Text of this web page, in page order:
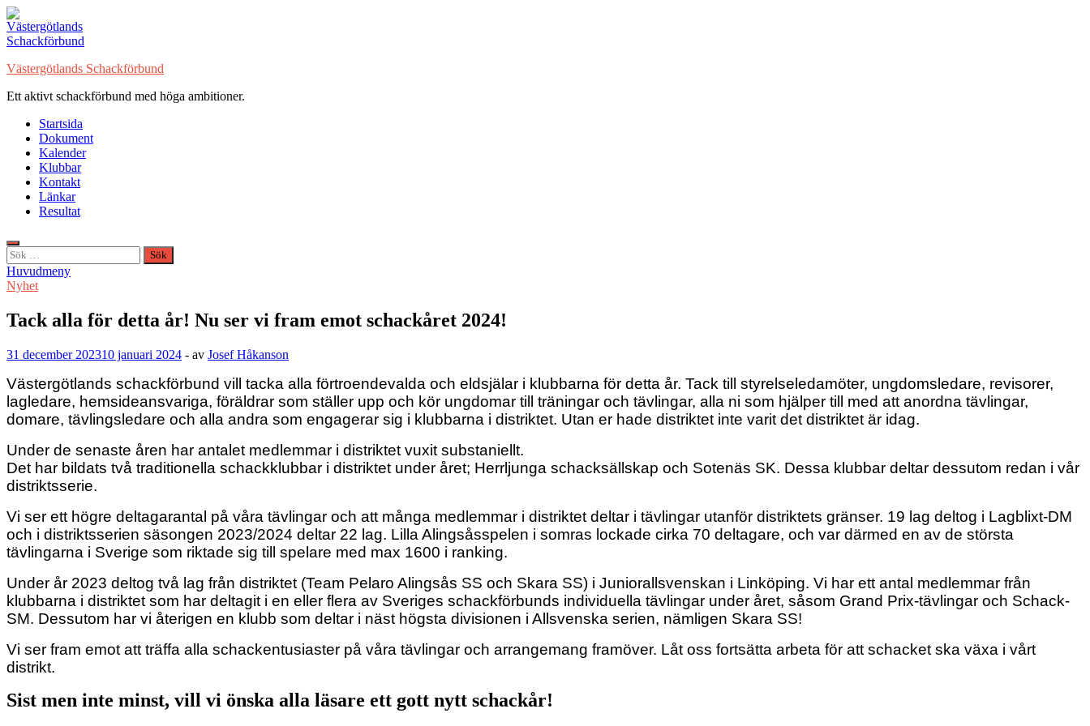
Hoppa
till
innehåll
Västergötlands Schackförbund
Ett aktivt schackförbund med höga ambitioner.
Startsida
Dokument
Kalender
Klubbar
Kontakt
Länkar
Resultat
Sök
efter:
Huvudmeny
Nyhet
Tack alla för detta år! Nu ser vi fram emot schackåret 2024!
31 december 202310 januari 2024 - av Josef Håkanson
Västergötlands schackförbund vill tacka alla förtroendevalda och eldsjälar i klubbarna för detta år. Tack till styrelseledamöter, ungdomsledare, revisorer,
lagledare, hemsideansvariga, föräldrar som ställer upp och kör ungdomar till träningar och tävlingar, alla ni som hjälper till med att anordna tävlingar,
domare, tävlingsledare och alla andra som engagerar sig i klubbarna i distriktet. Utan er hade distriktet inte varit det distriktet är idag.
Under de senaste åren har antalet medlemmar i distriktet vuxit substaniellt.
Det har bildats två traditionella schackklubbar i distriktet under året; Herrljunga schacksällskap och Sotenäs SK. Dessa klubbar deltar dessutom redan i vår
distriktsserie.
Vi ser ett högre deltagarantal på våra tävlingar och att många medlemmar i distriktet deltar i tävlingar utanför distriktets gränser. 19 lag deltog i Lagblixt-DM
och i distriktsserien säsongen 2023/2024 deltar 22 lag. Lilla Alingsåsspelen i somras lockade cirka 70 deltagare, och var därmed en av de största
tävlingarna i Sverige som riktade sig till spelare med max 1600 i ranking.
Under år 2023 deltog två lag från distriktet (Team Pelaro Alingsås SS och Skara SS) i Juniorallsvenskan i Linköping. Vi har ett antal medlemmar från
klubbarna i distriktet som har deltagit i en eller flera av Sveriges schackförbunds individuella tävlingar under året, såsom Grand Prix-tävlingar och Schack-
SM. Dessutom har vi återigen en klubb som deltar i näst högsta divisionen i Allsvenska serien, nämligen Skara SS!
Vi ser fram emot att träffa alla schackentusiaster på våra tävlingar och arrangemang framöver. Låt oss fortsätta arbeta för att schacket ska växa i vårt
distrikt.
Sist men inte minst, vill vi önska alla läsare ett gott nytt schackår!